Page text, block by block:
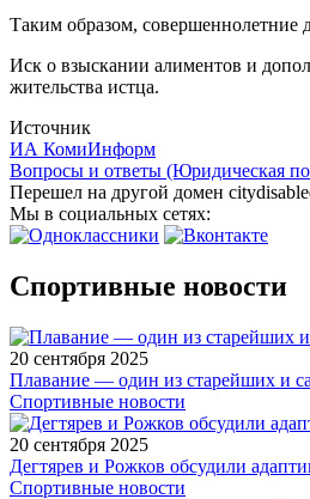
Таким образом, совершеннолетние
Иск о взыскании алиментов и
жительства истца.
Источник
ИА КомиИнформ
Вопросы и ответы (Юридическая
Перешел на другой домен
Мы в социальных сетях:
Спортивные новости
20 сентября 2025
Плавание — один из старейших и
Спортивные новости
20 сентября 2025
Дегтярев и Рожков обсудили
Спортивные новости